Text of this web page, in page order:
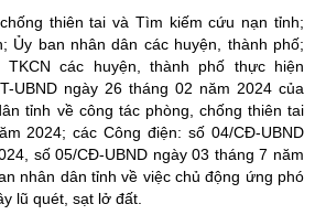
thiên tai và Tìm kiếm cứu nạn tỉnh;
Ủy ban nhân dân các huyện, thành phố;
các huyện, thành phố thực hiện
UBND ngày 26 tháng 02 năm 2024 của
tỉnh về công tác phòng, chống thiên tai
2024; các Công điện: số 04/CĐ-UBND
số 05/CĐ-UBND ngày 03 tháng 7 năm
nhân dân tỉnh về việc chủ động ứng phó
lũ quét, sạt lở đất.